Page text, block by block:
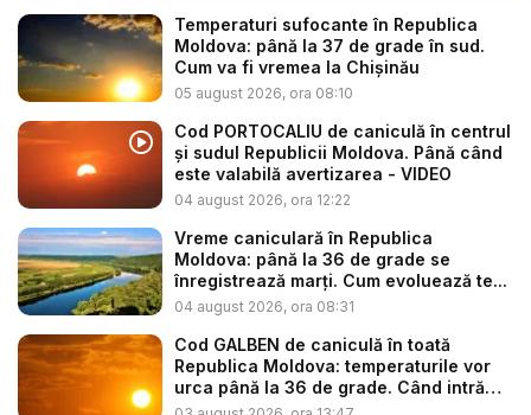
Temperaturi sufocante în Republica
Moldova: până la 37 de grade în sud.
Cum va fi vremea la Chișinău
05 august 2026, ora 08:10
Cod PORTOCALIU de caniculă în centrul
și sudul Republicii Moldova. Până când
este valabilă avertizarea - VIDEO
04 august 2026, ora 12:22
Vreme caniculară în Republica
Moldova: până la 36 de grade se
înregistrează marți. Cum evoluează te...
04 august 2026, ora 08:31
Cod GALBEN de caniculă în toată
Republica Moldova: temperaturile vor
urca până la 36 de grade. Când intră
în...